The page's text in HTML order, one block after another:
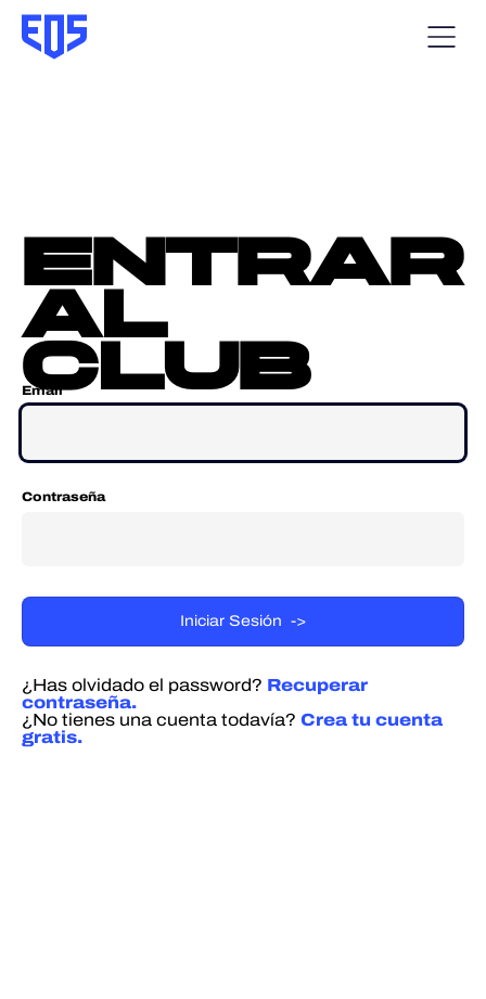
entrar
al
club
Email
Contraseña
¿Has olvidado el password? Recuperar
contraseña.
¿No tienes una cuenta todavía? Crea tu cuenta
gratis.